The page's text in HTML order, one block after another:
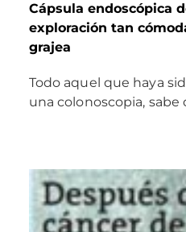
Cápsula endoscópica
exploración tan
grajea
Todo aquel que haya
una colonoscopia, sabe